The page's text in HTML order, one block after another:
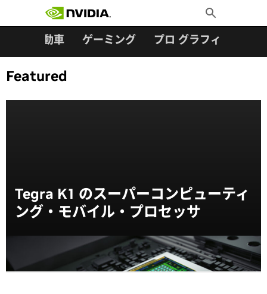
Toggle
Search
自動車 ゲーミング プロ グラフィックス
Featured
Tegra K1 のスーパーコンピューティ
ング・モバイル・プロセッサ